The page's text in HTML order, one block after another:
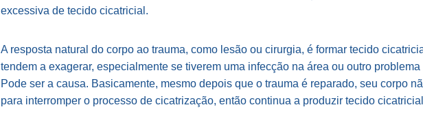
excessiva de tecido cicatricial.
A resposta natural do corpo ao trauma, como lesão ou cirurgia, é formar tecido
tendem a exagerar, especialmente se tiverem uma infecção na área ou outro
Pode ser a causa. Basicamente, mesmo depois que o trauma é reparado, seu corpo
para interromper o processo de cicatrização, então continua a produzir tecido